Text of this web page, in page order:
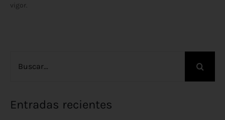
vigor.
Entradas recientes